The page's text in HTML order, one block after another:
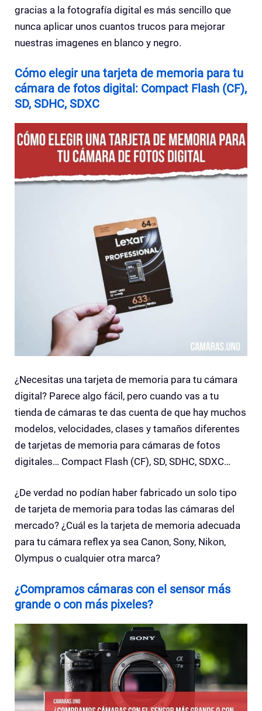
gracias a la fotografía digital es más sencillo que
nunca aplicar unos cuantos trucos para mejorar
nuestras imagenes en blanco y negro.
Cómo elegir una tarjeta de memoria para tu
cámara de fotos digital: Compact Flash (CF),
SD, SDHC, SDXC
¿Necesitas una tarjeta de memoria para tu cámara
digital? Parece algo fácil, pero cuando vas a tu
tienda de cámaras te das cuenta de que hay muchos
modelos, velocidades, clases y tamaños diferentes
de tarjetas de memoria para cámaras de fotos
digitales… Compact Flash (CF), SD, SDHC, SDXC…
¿De verdad no podían haber fabricado un solo tipo
de tarjeta de memoria para todas las cámaras del
mercado? ¿Cuál es la tarjeta de memoria adecuada
para tu cámara reflex ya sea Canon, Sony, Nikon,
Olympus o cualquier otra marca?
¿Compramos cámaras con el sensor más
grande o con más pixeles?